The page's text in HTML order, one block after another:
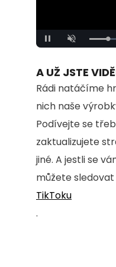
Unmute
A UŽ JSTE
Rádi natáčíme
nich naše
Podívejte se
zaktualizujete
jiné. A jestli se
můžete
TikToku
.